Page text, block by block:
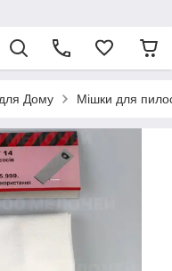
Дому Мішки для